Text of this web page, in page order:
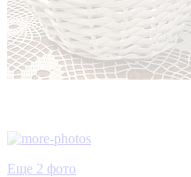
Еще 2 фото